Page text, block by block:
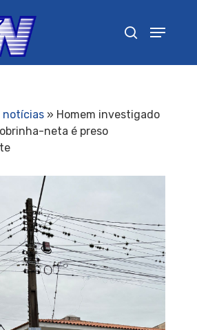
notícias» Homem investigado
neta é preso